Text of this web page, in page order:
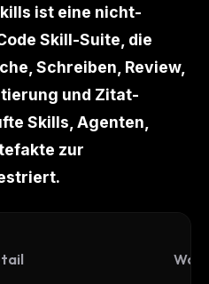
ist eine nicht-
Skill-Suite, die
Schreiben, Review,
und Zitat-
Skills, Agenten,
zur